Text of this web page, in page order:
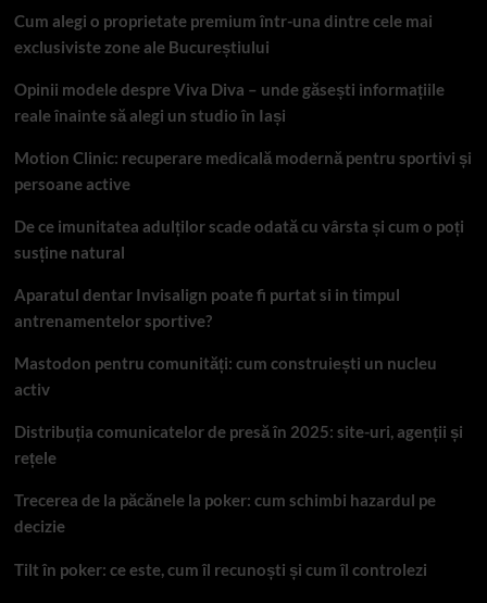
Cum alegi o proprietate premium într-una dintre cele mai
exclusiviste zone ale Bucureștiului
Opinii modele despre Viva Diva – unde găsești informațiile
reale înainte să alegi un studio în Iași
Motion Clinic: recuperare medicală modernă pentru sportivi și
persoane active
De ce imunitatea adulților scade odată cu vârsta și cum o poți
susține natural
Aparatul dentar Invisalign poate fi purtat si in timpul
antrenamentelor sportive?
Mastodon pentru comunități: cum construiești un nucleu
activ
Distribuția comunicatelor de presă în 2025: site-uri, agenții și
rețele
Trecerea de la păcănele la poker: cum schimbi hazardul pe
decizie
Tilt în poker: ce este, cum îl recunoști și cum îl controlezi